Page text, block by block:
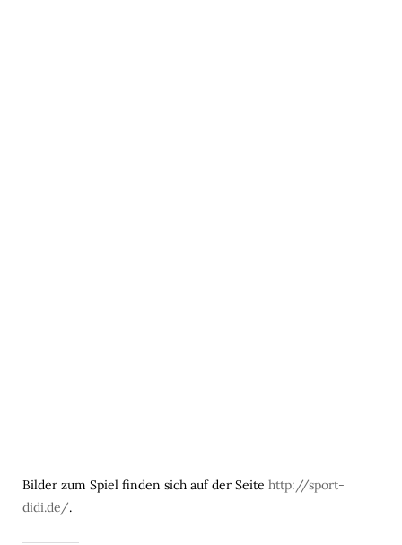
Bilder zum Spiel finden sich auf der Seite http://sport-
didi.de/.